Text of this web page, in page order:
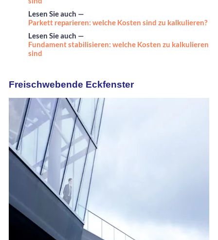
Lesen Sie auch —
Parkett reparieren: welche Kosten sind zu kalkulieren?
Lesen Sie auch —
Fundament stabilisieren: welche Kosten zu kalkulieren
sind
Freischwebende Eckfenster